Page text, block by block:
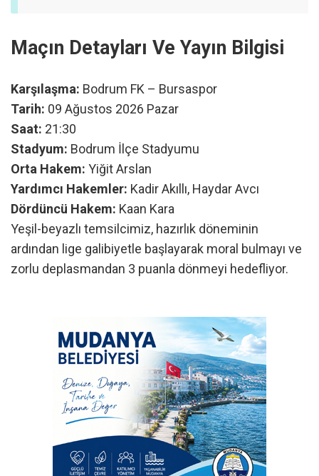
Maçın Detayları Ve Yayın Bilgisi
Karşılaşma: Bodrum FK – Bursaspor
Tarih: 09 Ağustos 2026 Pazar
Saat: 21:30
Stadyum: Bodrum İlçe Stadyumu
Orta Hakem: Yiğit Arslan
Yardımcı Hakemler: Kadir Akıllı, Haydar Avcı
Dördüncü Hakem: Kaan Kara
Yeşil-beyazlı temsilcimiz, hazırlık döneminin
ardından lige galibiyetle başlayarak moral bulmayı ve
zorlu deplasmandan 3 puanla dönmeyi hedefliyor.